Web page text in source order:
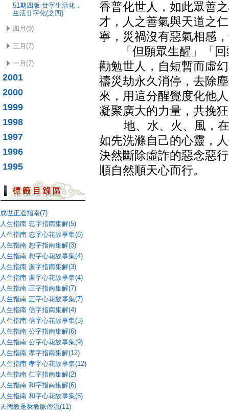
51期四版 廿字生活化，
生活廿字化(之四)
四月(9)
三月(7)
一月(7)
2001
2000
1999
1998
1997
1996
1995
成世正道指南(7)
人生指南 忠字指南集解(5)
人生指南 忠字心花故事集(6)
人生指南 恕字指南集解(3)
人生指南 恕字心花故事集(4)
人生指南 廉字指南集解(3)
人生指南 廉字心花故事集(4)
人生指南 正字指南集解(7)
人生指南 正字心花故事集(7)
人生指南 信字指南集解(4)
人生指南 信字心花故事集(5)
人生指南 公字指南集解(6)
人生指南 公字心花故事集(9)
人生指南 孝字指南集解(12)
人生指南 孝字心花故事集(12)
人生指南 仁字指南集解(2)
人生指南 和字指南集解(6)
人生指南 和字心花故事集(8)
天德教蓬萊教脈傳流(11)
香普化世人，如此眾善
才，人之善氣與天道之
寧，災禍沒有惡氣相感
「但願眾生醒」「回
勸勉世人，自短暫而虛
禱災劫永久消停，去除
來，用這分醒覺度化他
凝聚廣大的力量，共挽
地、水、火、風，在
如先洗滌自己的心靈，
決然斷除虛詐的惡念惡
順自然順天心而行。